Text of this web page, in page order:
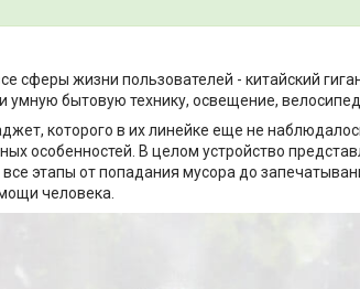
сферы жизни пользователей - китайский
умную бытовую технику, освещение,
которого в их линейке еще не
особенностей. В целом устройство
этапы от попадания мусора до
человека.